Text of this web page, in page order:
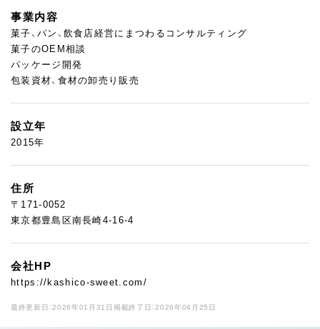
事業内容
菓子、パン、飲食店経営にまつわるコンサルティング
菓子のOEM相談
パッケージ開発
包装資材、食材の卸売り販売
設立年
2015年
住所
〒171-0052
東京都豊島区南長崎4-16-4
会社HP
https://kashico-sweet.com/
最終更新日：2026年01月31日 掲載終了日：2026年04月25日